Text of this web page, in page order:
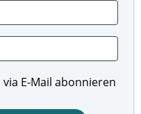
E-Mail abonnieren